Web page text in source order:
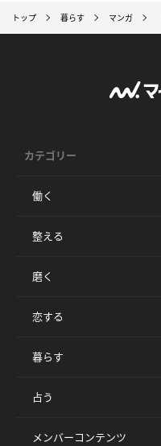
トップ 暮らす マンガ
カテゴリー
働く
整える
磨く
恋する
暮らす
占う
メンバーコンテンツ